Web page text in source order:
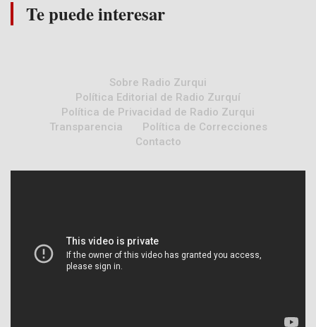
Te puede interesar
Sobre Radio Zurqui
Política Editorial de Radio Zurquí
Política de Privacidad de Radio Zurqui
Transparencia
Política de Correcciones
Contacto